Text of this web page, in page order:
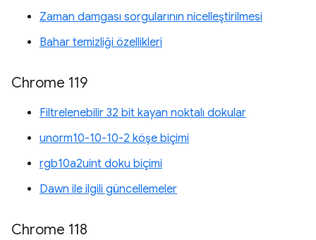
Zaman damgası sorgularının nicelleştirilmesi
Bahar temizliği özellikleri
Chrome 119
Filtrelenebilir 32 bit kayan noktalı dokular
unorm10-10-10-2 köşe biçimi
rgb10a2uint doku biçimi
Dawn ile ilgili güncellemeler
Chrome 118